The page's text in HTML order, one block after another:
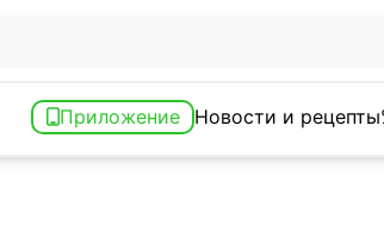
Приложение Новости и рецепты